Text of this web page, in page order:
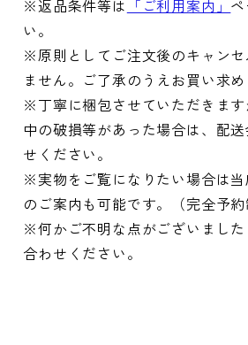
※返品条件等は 「ご利用案内」
い。
※原則としてご注文後のキャン
ません。ご了承のうえお買い求め
※丁寧に梱包させていただきま
中の破損等があった場合は、配
せください。
※実物をご覧になりたい場合は
のご案内も可能です。（完全予約
※何かご不明な点がございまし
合わせください。